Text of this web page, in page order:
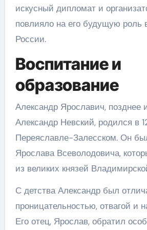
искусный дипломат и
повлияло на его будущую роль
России.
Воспитание и
образование
Александр Ярославич, позднее
Александр Невский, родился в
Переяславле-Залесском. Он
Ярослава Всеволодовича,
из великих князей
С детства Александр был
проницательностью, отвагой и
Его отец, Ярослав, обратил